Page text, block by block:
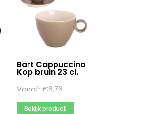
Bart Cappuccino
Kop bruin 23 cl.
Vanaf:€6,76
Bekijk product